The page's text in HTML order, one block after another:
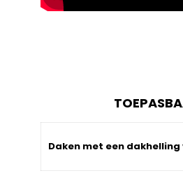
Daken met een dakhelling